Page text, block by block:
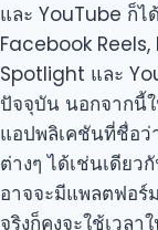
และ YouTube ก็
Facebook
Spotlight และ
ปัจจุบัน นอกจากนี้ใ
แอปพลิเคชันที่ชื่อว่
ต่างๆ ได้เช่นเดีย
อาจจะมีแพลตฟอร์
จริงก็คงจะใช้เวล